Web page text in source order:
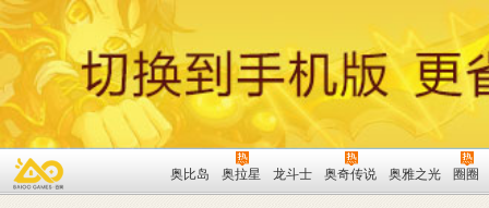
奥比岛 奥拉星 龙斗士 奥奇传说 奥雅之光 圈圈